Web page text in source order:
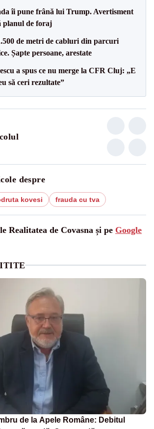
îi pune frână lui Trump. Avertisment
planul de foraj
de metri de cabluri din parcuri
Șapte persoane, arestate
a spus ce nu merge la CFR Cluj: „E
să ceri rezultate”
despre
kovesi frauda cu tva
Realitatea de Covasna și pe Google
de la Apele Române: Debitul